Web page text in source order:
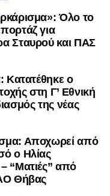
Όλο το
για
Σταυρού και ΠΑΣ
Κατατέθηκε ο
στη Γ’ Εθνική
της νέας
Αποχωρεί από
ο Ηλίας
“Ματιές” από
Θήβας